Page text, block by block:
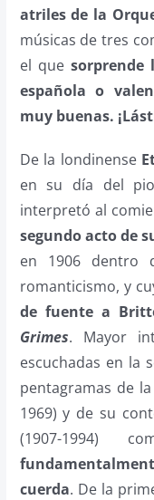
atriles de la
músicas de tres
el que sorprende
española o
muy buenas.
De la londinense
en su día del
interpretó al
segundo acto de
en 1906 dentro
romanticismo, y
de fuente a
Grimes. Mayor
escuchadas en la
pentagramas de
1969) y de su
(1907-1994)
cuerda. De la